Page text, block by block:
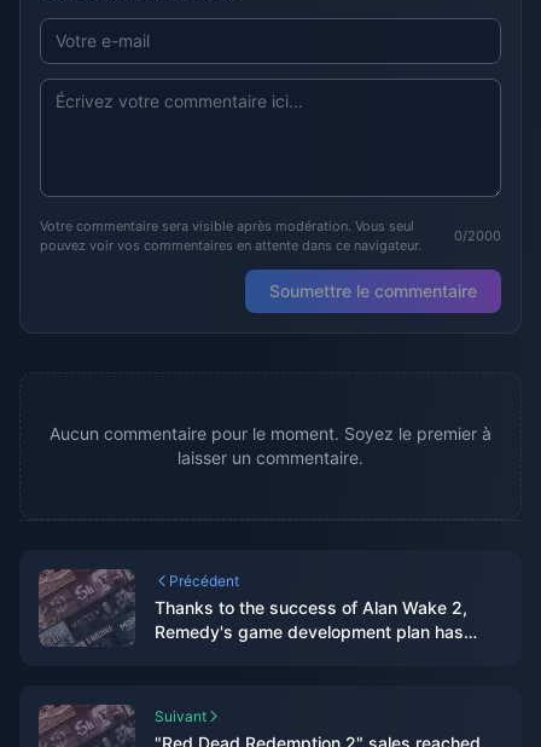
Votre commentaire sera visible après modération. Vous seul
pouvez voir vos commentaires en attente dans ce navigateur.
0/2000
Soumettre le commentaire
Aucun commentaire pour le moment. Soyez le premier à
laisser un commentaire.
Précédent
Thanks to the success of Alan Wake 2,
Remedy's game development plan has
Suivant
"Red Dead Redemption 2" sales reached